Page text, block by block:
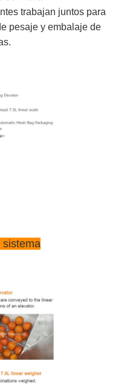
trabajan juntos para
pesaje y embalaje de
sistema